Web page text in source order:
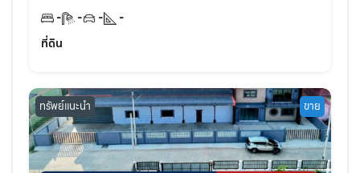
- - -
-
ที่ดิน
ทรัพย์แนะนำ ขาย